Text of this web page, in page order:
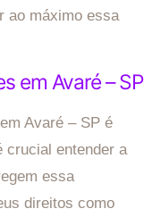
ao máximo essa
em Avaré – SP
Avaré – SP é
crucial entender a
essa
direitos como